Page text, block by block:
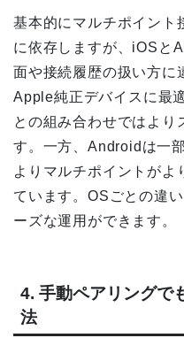
基本的にマルチポイント
に依存しますが、iOSと
面や接続履歴の扱い方に
Apple純正デバイスに最
との組み合わせではより
す。一方、Androidは一
よりマルチポイントがよ
ています。OSごとの違
ーズな運用ができます。
4. 手動ペアリングで
法